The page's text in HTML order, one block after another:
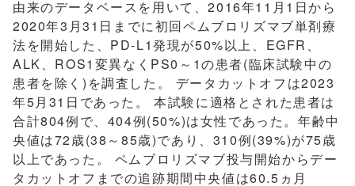
由来のデータベースを用いて、2016年11月1日から
2020年3月31日までに初回ペムブロリズマブ単剤療
法を開始した、PD-L1発現が50%以上、EGFR、
ALK、ROS1変異なくPS0～1の患者(臨床試験中の
患者を除く)を調査した。 データカットオフは2023
年5月31日であった。 本試験に適格とされた患者は
合計804例で、404例(50%)は女性であった。年齢中
央値は72歳(38～85歳)であり、310例(39%)が75歳
以上であった。 ペムブロリズマブ投与開始からデー
タカットオフまでの追跡期間中央値は60.5ヵ月